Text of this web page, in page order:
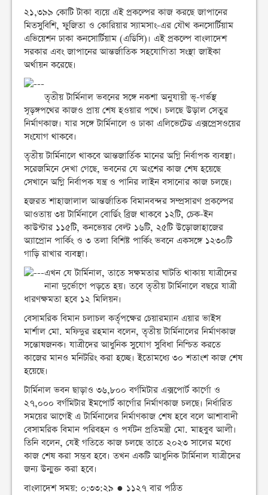
২১,৩৯৯ কোটি টাকা ব্যয়ে এই প্রকল্পের কাজ করছে জাপানের
মিতসুবিশি, ফুজিতা ও কোরিয়ার স্যামসাং-এর যৌথ কনসোর্টিয়াম
এভিয়েশন ঢাকা কনসোর্টিয়াম (এডিসি)। এই প্রকল্পে বাংলাদেশ
সরকার এবং জাপানের আন্তর্জাতিক সহযোগিতা সংস্থা জাইকা
অর্থায়ন করেছে।
তৃতীয় টার্মিনাল ভবনের সঙ্গে নকশা অনুযায়ী ভূ-গর্ভস্থ
সূড়ঙ্গপথের কাজও প্রায় শেষ হওয়ার পথে। চলছে উড়াল সেতুর
নির্মাণকাজ। যার সঙ্গে টার্মিনালে ও ঢাকা এলিভেটেড এক্সপ্রেসওয়ের
সংযোগ থাকবে।
তৃতীয় টার্মিনালে থাকবে আন্তজার্তিক মানের অগ্নি নির্বাপক ব্যবস্থা।
সরেজমিনে দেখা গেছে, ভবনের যে অংশের কাজ শেষ হয়েছে
সেখানে অগ্নি নির্বাপক যন্ত্র ও পানির লাইন বসানোর কাজ চলছে।
হজরত শাহাজালাল আন্তর্জাতিক বিমানবন্দর সম্প্রসারণ প্রকল্পের
আওতায় ৩য় টার্মিনালে বোর্ডিং ব্রিজ থাকবে ১২টি, চেক-ইন
কাউন্টার ১১৫টি, কনভেয়র বেল্ট ১৬টি, ২৫টি উড়োজাহাজের
অ্যাপ্রোন পার্কিং ও ৩ তলা বিশিষ্ট পার্কিং ভবনে একসঙ্গে ১২৩০টি
গাড়ি রাখার ব্যবস্থা।
এখন যে টার্মিনাল, তাতে সক্ষমতার ঘাটতি থাকায় যাত্রীদের
নানা দুর্ভোগে পড়তে হয়। তবে তৃতীয় টার্মিনালে বছরে যাত্রী
ধারণক্ষমতা হবে ১২ মিলিয়ন।
বেসামরিক বিমান চলাচল কর্তৃপক্ষের চেয়ারম্যান এয়ার ভাইস
মার্শাল মো. মফিদুর রহমান বলেন, তৃতীয় টার্মিনালের নির্মাণকাজ
সন্তোষজনক। যাত্রীদের আধুনিক সুযোগ সুবিধা নিশ্চিত করতে
কাজের মানও মনিটরিং করা হচ্ছে। ইতোমধ্যে ৩০ শতাংশ কাজ শেষ
হয়েছে।
টার্মিনাল ভবন ছাড়াও ৩৬,৮০০ বর্গমিটার এক্সপোর্ট কার্গো ও
২৭,০০০ বর্গমিটার ইমপোর্ট কার্গোর নির্মাণকাজ চলছে। নির্ধারিত
সময়ের আগেই এ টার্মিনালের নির্মাণকাজ শেষ হবে বলে আশাবাদী
বেসামরিক বিমান পরিবহন ও পর্যটন প্রতিমন্ত্রী মো. মাহবুব আলী।
তিনি বলেন, যেই গতিতে কাজ চলছে তাতে ২০২৩ সালের মধ্যে
কাজ শেষ করা সম্ভব হবে। তখন একটি আধুনিক টার্মিনাল যাত্রীদের
জন্য উন্মুক্ত করা হবে।
বাংলাদেশ সময়: ০:৩৩:২৯ ● ১১২৭ বার পঠিত